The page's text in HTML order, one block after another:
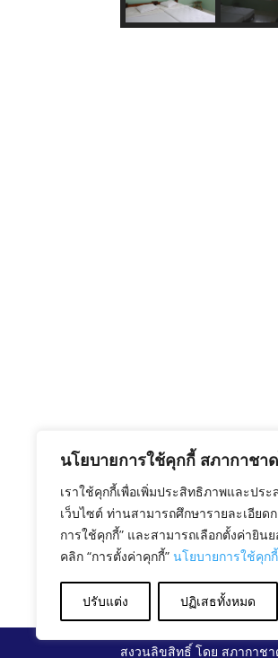
นโยบายการใช้คุกกี้ สภากาชา
เราใช้คุกกี้เพื่อเพิ่มประสิทธิภาพและปร
เว็บไซต์ ท่านสามารถศึกษารายละเอียด
การใช้คุกกี้” และสามารถเลือกตั้งค่ายิน
คลิก “การตั้งค่าคุกกี้” นโยบายการใช้คุกกี้
ปรับแต่ง ปฏิเสธทั้งหมด
สงวนลิขสิทธิ์ โดย สภากาช